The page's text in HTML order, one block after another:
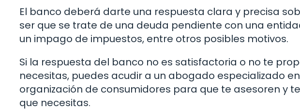
El banco deberá darte una respuesta clara y precisa
ser que se trate de una deuda pendiente con una
un impago de impuestos, entre otros posibles motivos.
Si la respuesta del banco no es satisfactoria o no te
necesitas, puedes acudir a un abogado especializado
organización de consumidores para que te asesoren y
que necesitas.